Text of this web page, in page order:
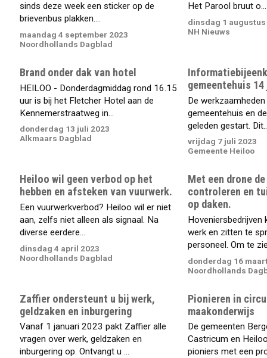
sinds deze week een sticker op de
brievenbus plakken....
maandag 4 september 2023
Noordhollands Dagblad
Het Parool bruut o...
dinsdag 1 augustus
NH Nieuws
Brand onder dak van hotel
HEILOO - Donderdagmiddag rond 16.15
uur is bij het Fletcher Hotel aan de
Kennemerstraatweg in...
donderdag 13 juli 2023
Alkmaars Dagblad
gemeentehuis
De
gemeentehuis en
geleden gestart.
vrijdag 7 juli 2023
Gemeente Heiloo
Heiloo wil geen verbod op het
hebben en afsteken van vuurwerk.
Een vuurwerkverbod? Heiloo wil er niet
aan, zelfs niet alleen als signaal. Na
diverse eerdere...
dinsdag 4 april 2023
Noordhollands Dagblad
Met een drone
controleren en
op daken.
Hoveniersbedrijven
werk en zitten te
personeel. Om te
donderdag 16
Noordhollands
Zaffier ondersteunt u bij werk,
geldzaken en inburgering
Vanaf 1 januari 2023 pakt Zaffier alle
vragen over werk, geldzaken en
inburgering op. Ontvangt u ...
Pionieren in
maakonderwijs
De gemeenten
Castricum en
pioniers met een